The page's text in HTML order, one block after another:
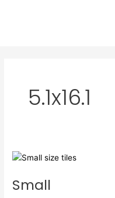
5.1x16.1
Small
Small